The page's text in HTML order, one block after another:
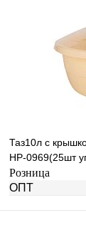
Купить в 1 клик
В избранное
Таз10л с
HP-0969(25шт
Розница
ОПТ